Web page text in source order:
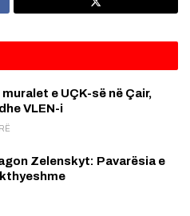
e UÇK-së në Çair,
VLEN-i
Zelenskyt: Pavarësia e